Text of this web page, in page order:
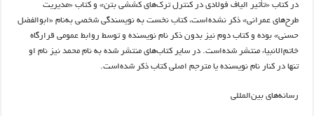
در کتاب «تأثیر الیاف فولادی در کنترل ترک‌های کششی بتن» و کتاب «مدیریت
طرح‌های عمرانی» ذکر نشده‌است، کتاب نخست به نویسندگی شخصی به‌نام «ابوالفضل
حسنی» بوده و کتاب دوم نیز بدون ذکر نام نویسنده و توسط روابط عمومی قرارگاه
خاتم‌الانبیاء منتشر شده‌است. در سایر کتاب‌های منتشر شده به نام محمد نیز نام او
تنها در کنار نام نویسنده یا مترجم اصلی کتاب ذکر شده‌است.
رسانه‌های بین‌المللی